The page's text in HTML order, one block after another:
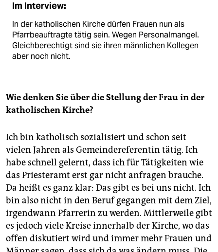
Im Interview:
In der katholischen Kirche dürfen Frauen nun als
Pfarrbeauftragte tätig sein. Wegen Personalmangel.
Gleichberechtigt sind sie ihren männlichen Kollegen
aber noch nicht.
Wie denken Sie über die Stellung der Frau in der
katholischen Kirche?
Ich bin katholisch sozialisiert und schon seit
vielen Jahren als Gemeindereferentin tätig. Ich
habe schnell gelernt, dass ich für Tätigkeiten wie
das Priesteramt erst gar nicht anfragen brauche.
Da heißt es ganz klar: Das gibt es bei uns nicht. Ich
bin also nicht in den Beruf gegangen mit dem Ziel,
irgendwann Pfarrerin zu werden. Mittlerweile gibt
es jedoch viele Kreise innerhalb der Kirche, wo das
offen diskutiert wird und immer mehr Frauen und